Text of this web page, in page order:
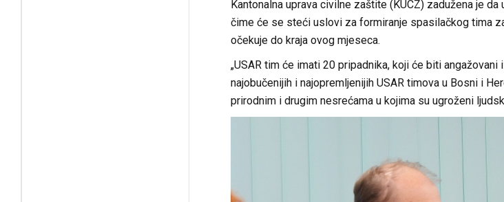
Kantonalna uprava civilne zaštite (KUCZ) zadužena je
čime će se steći uslovi za formiranje spasilačkog tima
očekuje do kraja ovog mjeseca.
„USAR tim će imati 20 pripadnika, koji će biti
najobučenijih i najopremljenijih USAR timova u Bosni i
prirodnim i drugim nesrećama u kojima su ugroženi